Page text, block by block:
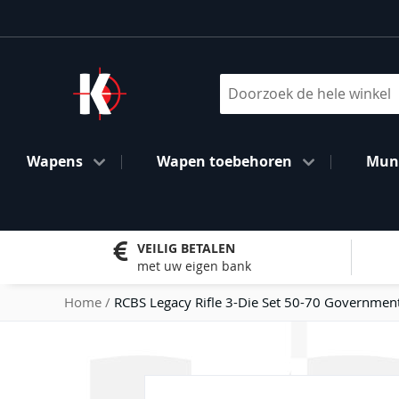
naar
inhoud
Wapens Wapen toebehoren
VEILIG BETALEN
met uw eigen bank
Home RCBS Legacy Rifle 3-Die Set 50-70